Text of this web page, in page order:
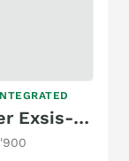
Hymer Exsis-i 578